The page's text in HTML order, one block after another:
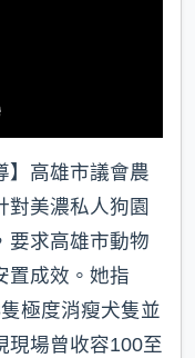
】高雄市議會農
對美濃私人狗園
要求高雄市動物
置成效。她指
極度消瘦犬隻並
現場曾收容100至